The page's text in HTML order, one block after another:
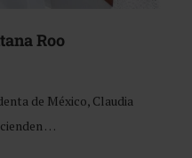
Roo
de México, Claudia
…